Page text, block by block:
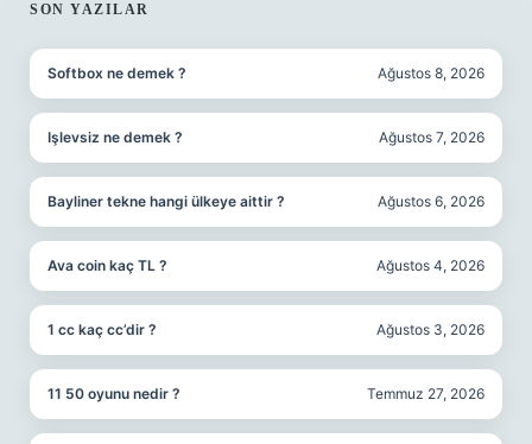
SIDEBAR
SON YAZILAR
Softbox ne demek ? Ağustos 8, 2026
Işlevsiz ne demek ? Ağustos 7, 2026
Bayliner tekne hangi ülkeye aittir ? Ağustos 6, 2026
Ava coin kaç TL ? Ağustos 4, 2026
1 cc kaç cc’dir ? Ağustos 3, 2026
11 50 oyunu nedir ? Temmuz 27, 2026